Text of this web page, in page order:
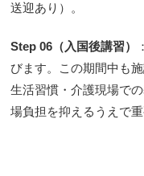
送迎あり）。
Step 06（入国後講習）
びます。この期間中も
生活習慣・介護現場で
場負担を抑えるうえで重